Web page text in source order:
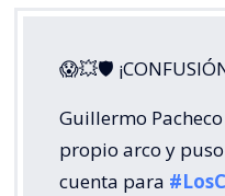
😱💥🛡
Guillermo
propio arco y
cuenta para